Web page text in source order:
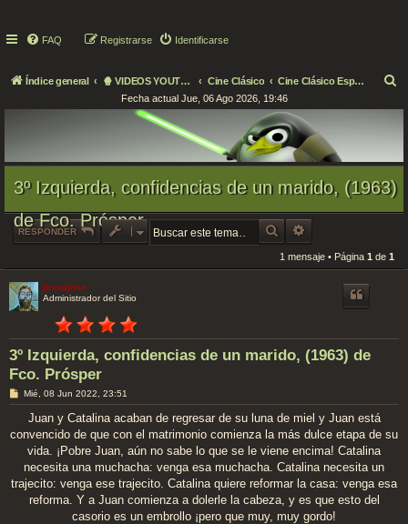
FAQ Identificarse
Registrarse
Índice general 🍿 VIDEOS YOUTUBE 🍿 Cine Clásico Cine Clásico Español
a
Fecha actual Jue, 06 Ago 2026, 19:46
3º Izquierda, confidencias de un marido, (1963)
de Fco. Prósper
RESPONDER BUSCAR
1 mensaje • Página 1 de 1
jesusjose
Administrador del Sitio
3º Izquierda, confidencias de un marido, (1963) de
Fco. Prósper
M
e
a
Mié, 08 Jun 2022, 23:51
Juan y Catalina acaban de regresar de su luna de miel y Juan está
convencido de que con el matrimonio comienza la más dulce etapa de su
vida. ¡Pobre Juan, aún no sabe lo que se le viene encima! Catalina
necesita una muchacha: venga esa muchacha. Catalina necesita un
trajecito: venga ese trajecito. Catalina quiere reformar la casa: venga esa
reforma. Y a Juan comienza a dolerle la cabeza, y es que esto del
casorio es un embrollo ¡pero que muy, muy gordo!